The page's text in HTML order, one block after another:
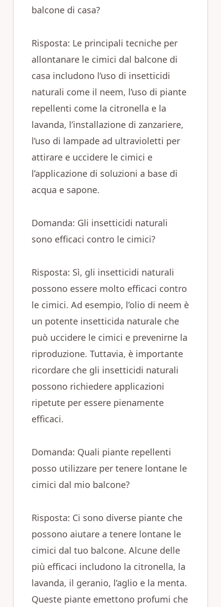
balcone di casa?
Risposta: Le principali tecniche per
allontanare le cimici dal balcone di
casa includono l’uso di insetticidi
naturali come il neem, l’uso di piante
repellenti come la citronella e la
lavanda, l’installazione di zanzariere,
l’uso di lampade ad ultravioletti per
attirare e uccidere le cimici e
l’applicazione di soluzioni a base di
acqua e sapone.
Domanda: Gli insetticidi naturali
sono efficaci contro le cimici?
Risposta: Sì, gli insetticidi naturali
possono essere molto efficaci contro
le cimici. Ad esempio, l’olio di neem è
un potente insetticida naturale che
può uccidere le cimici e prevenirne la
riproduzione. Tuttavia, è importante
ricordare che gli insetticidi naturali
possono richiedere applicazioni
ripetute per essere pienamente
efficaci.
Domanda: Quali piante repellenti
posso utilizzare per tenere lontane le
cimici dal mio balcone?
Risposta: Ci sono diverse piante che
possono aiutare a tenere lontane le
cimici dal tuo balcone. Alcune delle
più efficaci includono la citronella, la
lavanda, il geranio, l’aglio e la menta.
Queste piante emettono profumi che